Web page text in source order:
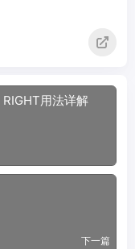
用法详解
下一篇